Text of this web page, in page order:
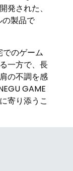
発された、
の製品で
のゲーム
一方で、長
の不調を感
GAME
寄り添うこ